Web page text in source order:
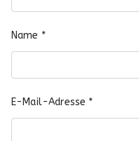
Name *
E-Mail-Adresse *